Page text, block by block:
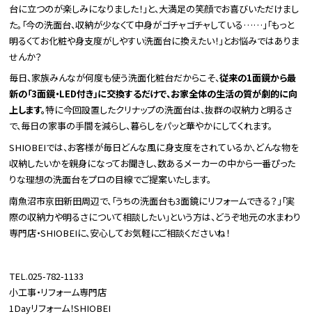
台に立つのが楽しみになりました！」と、大満足の笑顔でお喜びいただけまし
た。「今の洗面台、収納が少なくて中身がゴチャゴチャしている……」「もっと
明るくてお化粧や身支度がしやすい洗面台に換えたい！」とお悩みではありま
せんか？
毎日、家族みんなが何度も使う洗面化粧台だからこそ、従来の1面鏡から最
新の「3面鏡・LED付き」に交換するだけで、お家全体の生活の質が劇的に向
上します。特に今回設置したクリナップの洗面台は、抜群の収納力と明るさ
で、毎日の家事の手間を減らし、暮らしをパッと華やかにしてくれます。
SHIOBEIでは、お客様が毎日どんな風に身支度をされているか、どんな物を
収納したいかを親身になってお聞きし、数あるメーカーの中から一番ぴった
りな理想の洗面台をプロの目線でご提案いたします。
南魚沼市京田新田周辺で、「うちの洗面台も3面鏡にリフォームできる？」「実
際の収納力や明るさについて相談したい」という方は、どうぞ地元の水まわり
専門店・SHIOBEIに、安心してお気軽にご相談くださいね！
TEL.025-782-1133
小工事・リフォーム専門店
1Dayリフォーム！SHIOBEI